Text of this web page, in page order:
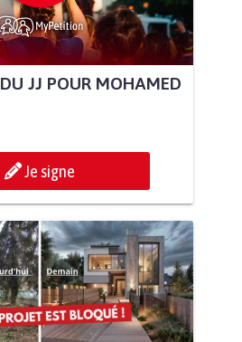
DU JJ POUR MOHAMED
Je signe